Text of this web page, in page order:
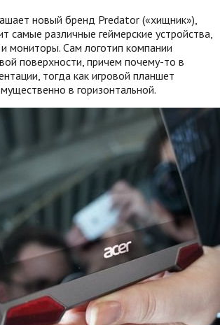
новый бренд Predator («хищник»),
самые различные геймерские устройства,
мониторы. Сам логотип компании
поверхности, причем почему-то в
тогда как игровой планшет
в горизонтальной.